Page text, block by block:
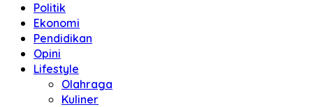
Politik
Ekonomi
Pendidikan
Opini
Lifestyle
Olahraga
Kuliner